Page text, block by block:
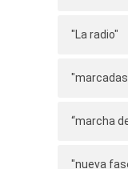
"La radio"
“marcha
"nueva